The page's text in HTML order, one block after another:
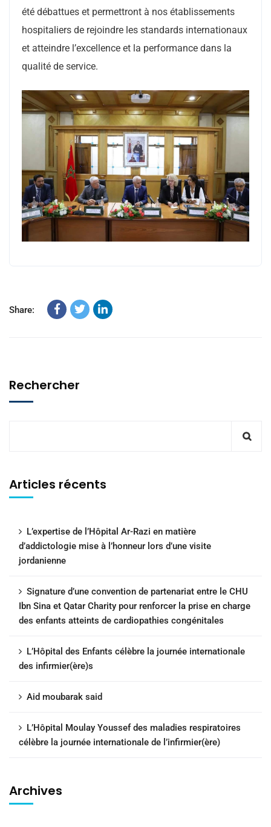
été débattues et permettront à nos établissements
hospitaliers de rejoindre les standards internationaux
et atteindre l’excellence et la performance dans la
qualité de service.
Share:
Rechercher
Articles récents
L’expertise de l’Hôpital Ar-Razi en matière
d’addictologie mise à l’honneur lors d’une visite
jordanienne
Signature d’une convention de partenariat entre le CHU
Ibn Sina et Qatar Charity pour renforcer la prise en charge
des enfants atteints de cardiopathies congénitales
L’Hôpital des Enfants célèbre la journée internationale
des infirmier(ère)s
Aid moubarak said
L’Hôpital Moulay Youssef des maladies respiratoires
célèbre la journée internationale de l’infirmier(ère)
Archives